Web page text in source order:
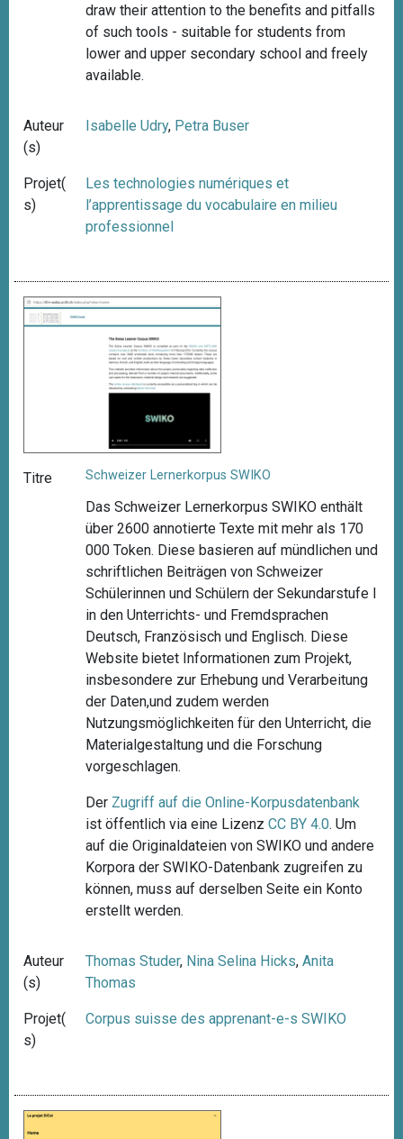
draw their attention to the benefits and pitfalls
of such tools - suitable for students from
lower and upper secondary school and freely
available.
Auteur
(s)
Isabelle Udry, Petra Buser
Projet(
s)
Les technologies numériques et
l’apprentissage du vocabulaire en milieu
professionnel
Titre Schweizer Lernerkorpus SWIKO
Das Schweizer Lernerkorpus SWIKO enthält
über 2600 annotierte Texte mit mehr als 170
000 Token. Diese basieren auf mündlichen und
schriftlichen Beiträgen von Schweizer
Schülerinnen und Schülern der Sekundarstufe I
in den Unterrichts- und Fremdsprachen
Deutsch, Französisch und Englisch. Diese
Website bietet Informationen zum Projekt,
insbesondere zur Erhebung und Verarbeitung
der Daten,und zudem werden
Nutzungsmöglichkeiten für den Unterricht, die
Materialgestaltung und die Forschung
vorgeschlagen.
Der Zugriff auf die Online-Korpusdatenbank
ist öffentlich via eine LizenzCC BY 4.0. Um
auf die Originaldateien von SWIKO und andere
Korpora der SWIKO-Datenbank zugreifen zu
können, muss auf derselben Seite ein Konto
erstellt werden.
Auteur
(s)
Thomas Studer, Nina Selina Hicks,Anita
Thomas
Projet(
s)
Corpus suisse des apprenant-e-s SWIKO